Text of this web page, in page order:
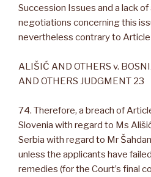
Succession Issues and a lack
negotiations concerning this
nevertheless contrary to
ALIŠIĆ AND OTHERS v.
AND OTHERS JUDGMENT 23
74. Therefore, a breach of
Slovenia with regard to Ms
Serbia with regard to Mr
unless the applicants have
remedies (for the Court’s final